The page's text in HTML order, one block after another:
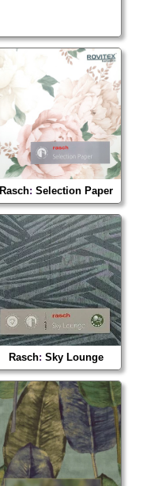
Rasch: Selection Paper
Rasch: Sky Lounge